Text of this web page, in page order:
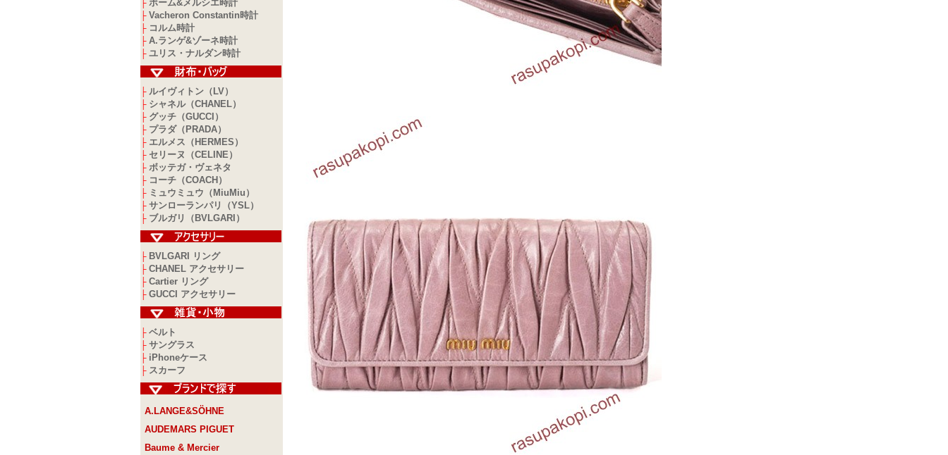
├ ボーム&メルシエ時計
├ Vacheron Constantin時計
├ コルム時計
├ A.ランゲ&ゾーネ時計
├ ユリス・ナルダン時計
├ ルイヴィトン（LV）
├ シャネル（CHANEL）
├ グッチ（GUCCI）
├ プラダ（PRADA）
├ エルメス（HERMES）
├ セリーヌ（CELINE）
├ ボッテガ・ヴェネタ
├ コーチ（COACH）
├ ミュウミュウ（MiuMiu）
├ サンローランパリ（YSL）
├ ブルガリ（BVLGARI）
├ BVLGARI リング
├ CHANEL アクセサリー
├ Cartier リング
├ GUCCI アクセサリー
├ ベルト
├ サングラス
├ iPhoneケース
├ スカーフ
A.LANGE&SÖHNE
AUDEMARS PIGUET
Baume & Mercier